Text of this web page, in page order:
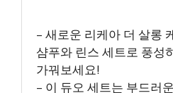
– 새로운 리케아 더 살롱
샴푸와 린스 세트로 풍성
가꿔보세요!
– 이 듀오 세트는 부드러